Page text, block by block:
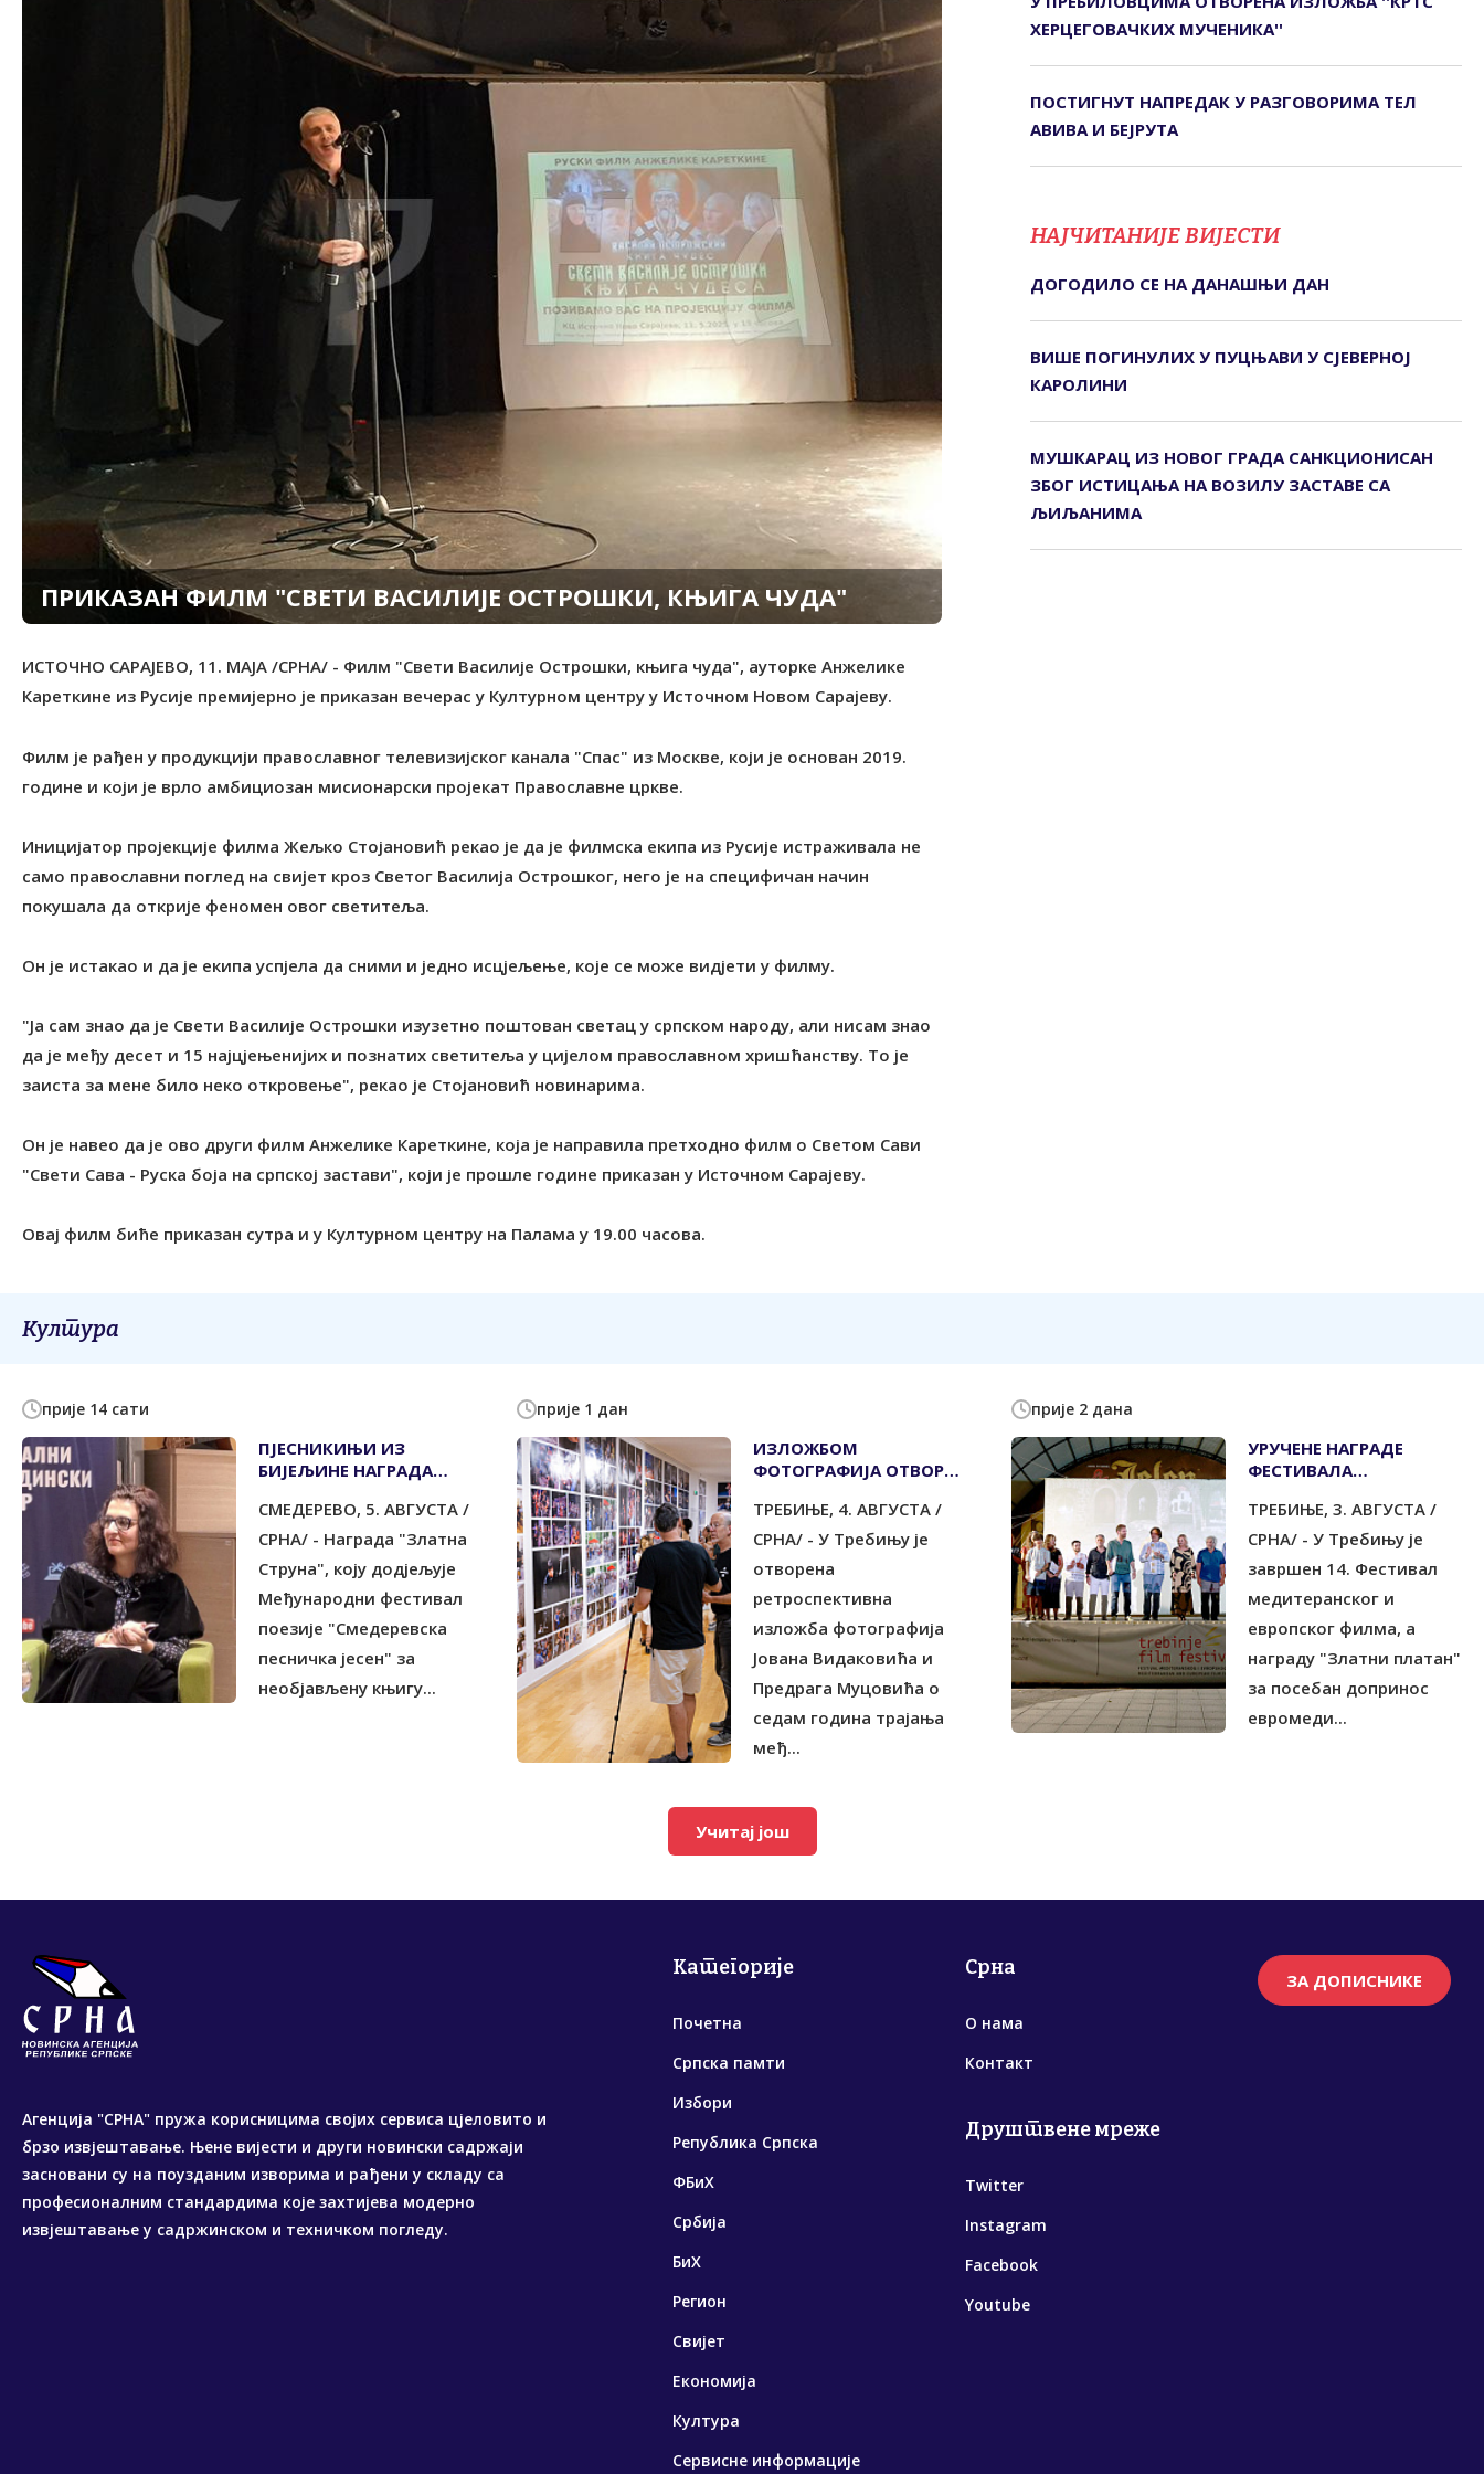
ПРИКАЗАН ФИЛМ "СВЕТИ ВАСИЛИЈЕ ОСТРОШКИ, КЊИГА ЧУДА"
ИСТОЧНО САРАЈЕВО, 11. МАЈА /СРНА/ - Филм "Свети Василије Острошки, књига чуда", ауторке Анжелике
Кареткине из Русије премијерно је приказан вечерас у Културном центру у Источном Новом Сарајеву.
Филм је рађен у продукцији православног телевизијског канала "Спас" из Москве, који је основан 2019.
године и који је врло амбициозан мисионарски пројекат Православне цркве.
Иницијатор пројекције филма Жељко Стојановић рекао је да је филмска екипа из Русије истраживала не
само православни поглед на свијет кроз Светог Василија Острошког, него је на специфичан начин
покушала да открије феномен овог светитеља.
Он је истакао и да је екипа успјела да сними и једно исцјељење, које се може видјети у филму.
"Ја сам знао да је Свети Василије Острошки изузетно поштован светац у српском народу, али нисам знао
да је међу десет и 15 најцјењенијих и познатих светитеља у цијелом православном хришћанству. Tо је
заиста за мене било неко откровење", рекао је Стојановић новинарима.
Он је навео да је ово други филм Анжелике Кареткине, која је направила претходно филм о Светом Сави
"Свети Сава - Руска боја на српској застави", који је прошле године приказан у Источном Сарајеву.
Овај филм биће приказан сутра и у Културном центру на Палама у 19.00 часова.
ХЕРЦЕГОВАЧКИХ МУЧЕНИКА''
ПОСТИГНУТ НАПРЕДАК У РАЗГОВОРИМА ТЕЛ
АВИВА И БЕЈРУТА
НАЈЧИТАНИЈЕ ВИЈЕСТИ
ДОГОДИЛО СЕ НА ДАНАШЊИ ДАН
ВИШЕ ПОГИНУЛИХ У ПУЦЊАВИ У СЈЕВЕРНОЈ
КАРОЛИНИ
МУШКАРАЦ ИЗ НОВОГ ГРАДА САНКЦИОНИСАН
ЗБОГ ИСТИЦАЊА НА ВОЗИЛУ ЗАСТАВЕ СА
ЉИЉАНИМА
Култура
прије 14 сати
ПЈЕСНИКИЊИ ИЗ
БИЈЕЉИНЕ НАГРАДА
СМЕДЕРЕВО, 5. АВГУСТА /
СРНА/ - Награда "Златна
Струна", коју додјељује
Међународни фестивал
поезије "Смедеревска
песничка јесен" за
необјављену књигу...
прије 1 дан
ИЗЛОЖБОМ
ФОТОГРАФИЈА ОТВОРЕН
ФЕСТИВАЛ КЛАСИЧНЕ
МУЗИКЕ
TРЕБИЊЕ, 4. АВГУСTА /
СРНА/ - У Требињу је
отворена
ретроспективна
изложба фотографија
Јована Видаковића и
Предрага Муцовића о
седам година трајања
међ...
прије 2 дана
УРУЧЕНЕ НАГРАДЕ
ФЕСТИВАЛА
ЕВРОПСКОГ ФИЛМА
ТРЕБИЊЕ, 3. АВГУСТА /
СРНА/ - У Требињу је
завршен 14. Фестивал
медитеранског и
европског филма, а
награду "Златни платан"
за посебан допринос
евромеди...
Учитај још
Агенција "СРНА" пружа корисницима својих сервиса цјеловито и
брзо извјештавање. Њене вијести и други новински садржаји
засновани су на поузданим изворима и рађени у складу са
професионалним стандардима које захтијева модерно
извјештавање у садржинском и техничком погледу.
Категорије
Почетна
Српска памти
Избори
Република Српска
ФБиХ
Србија
БиХ
Регион
Свијет
Економија
Култура
Сервисне информације
Срна
О нама
Контакт
Друштвене мреже
Twitter
Instagram
Facebook
Youtube
ЗА ДОПИСНИКЕ